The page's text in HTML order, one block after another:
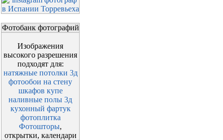
Фотобанк фотографий
Изображения
высокого разрешения
подходят для:
натяжные потолки 3д
фотообои на стену
шкафов купе
наливные полы 3д
кухонный фартук
фотоплитка
Фотошторы,
открытки, календари